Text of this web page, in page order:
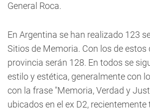
General Roca.
En Argentina se han realizado 123
Sitios de Memoria. Con los de estos
provincia serán 128. En todos se
estilo y estética, generalmente con
con la frase "Memoria, Verdad y
ubicados en el ex D2,